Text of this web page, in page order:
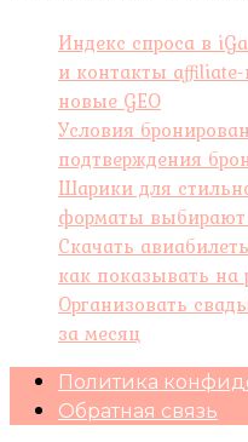
Индекс спроса в
и контакты
новые GEO
Условия
подтверждения
Шарики для
форматы выбирают
Скачать
как показывать на
Организовать
за месяц
Политика
Обратная связь